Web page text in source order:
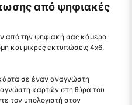
από ψηφιακές
από την ψηφιακή σας κάμερα
και μικρές εκτυπώσεις 4x6,
σε έναν αναγνώστη
καρτών στη θύρα του
τον υπολογιστή στον